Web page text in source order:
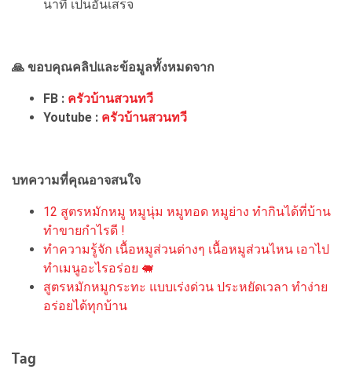
นาที เป็นอันเสร็จ
🙏 ขอบคุณคลิปและข้อมูลทั้งหมดจาก
FB : ครัวบ้านสวนทวี
Youtube : ครัวบ้านสวนทวี
บทความที่คุณอาจสนใจ
12 สูตรหมักหมู หมูนุ่ม หมูทอด หมูย่าง ทำกินได้ที่บ้าน
ทำขายกำไรดี !
ทำความรู้จัก เนื้อหมูส่วนต่างๆ เนื้อหมูส่วนไหน เอาไป
ทำเมนูอะไรอร่อย 🐖
สูตรหมักหมูกระทะ แบบเร่งด่วน ประหยัดเวลา ทำง่าย
อร่อยได้ทุกบ้าน
Tag